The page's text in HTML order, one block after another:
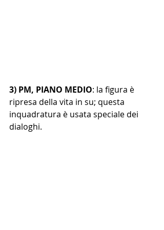
3) PM, PIANO MEDIO: la figura è
ripresa della vita in su; questa
inquadratura è usata speciale dei
dialoghi.